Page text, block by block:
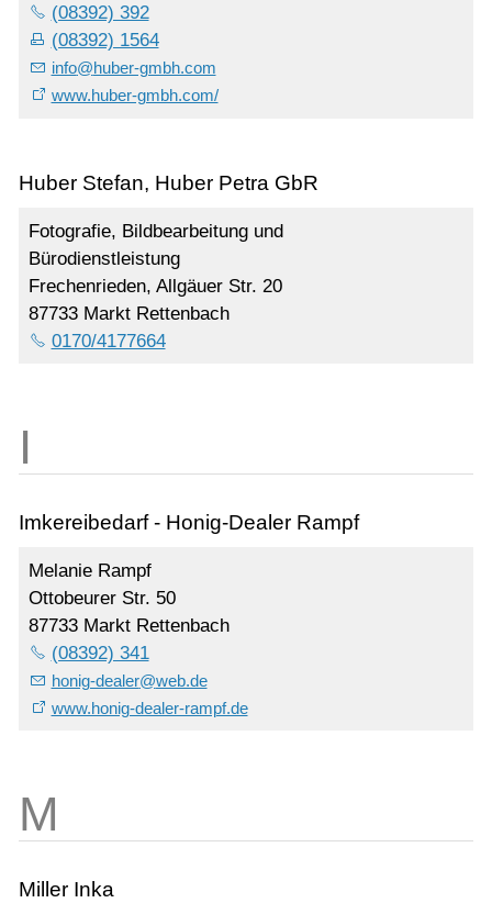
(08392) 392
(08392) 1564
info@huber-gmbh.com
www.huber-gmbh.com/
Huber Stefan, Huber Petra GbR
Fotografie, Bildbearbeitung und
Bürodienstleistung
Frechenrieden, Allgäuer Str. 20
87733 Markt Rettenbach
0170/4177664
Imkereibedarf - Honig-Dealer Rampf
Melanie Rampf
Ottobeurer Str. 50
87733 Markt Rettenbach
(08392) 341
honig-dealer@web.de
www.honig-dealer-rampf.de
Miller Inka